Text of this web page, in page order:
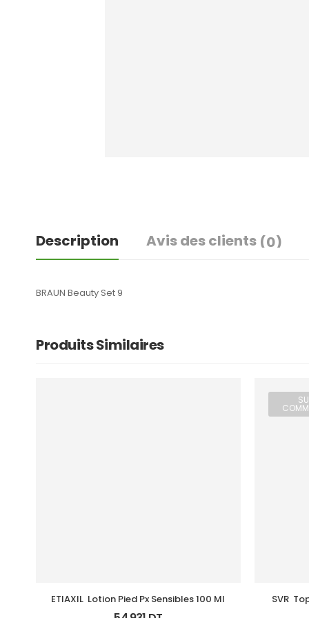
Description Avis des clients (0)
BRAUN Beauty Set 9
Produits Similaires
ETIAXIL  Lotion Pied Px Sensibles 100 Ml SVR